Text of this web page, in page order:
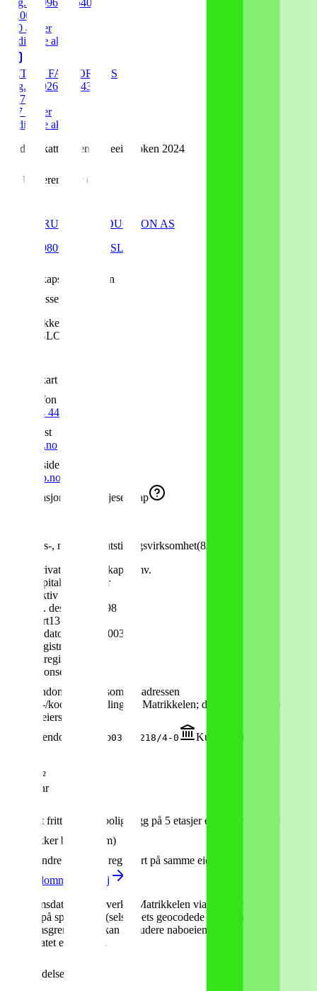
Org.nr:
996081540
51.00
510 aksjer
Ordinære aksjer
RETAIL FACTORY AS
Org.nr:
926087843
24.70
247 aksjer
Ordinære aksjer
Kilde: Skatteetaten aksjeeierboken 2024
Underenheter (
JUST CRUZIN' PRODUCTION AS
980928802 • OSLO
Selskapsinformasjon
Adresse
Akersbakken 10
OSLO
Vis kart
Telefon
22 42 44 44
E-post
jcp@jcp.no
Nettside
www.jcp.no
Organisasjonsform
Aksjeselskap
Kongress-, messe- og utstillingsvirksomhet(82.300
Private aksjeselskaper mv.
Aksjekapital 100 000 kr
Aktiv
26. desember 1998
Registrert13. juli 1999
Vedtektsdato
28. nov. 2003
MVA-registrert
Foretaksregisteret
Del av konsern
Eiendom ved virksomhetsadressen
Adresse-/koordinatkobling fra Matrikkelen; dette dokumenterer ikke
juridisk eierskap.
Grunneiendom
Oslo0301-218/4-0 Kulturminne
Uavklart
2 008 m²
Gnr / Bnr
Stort frittliggende boligbygg på 5 etasjer eller mer
Usikker bygg (33 m)
andre selskap
registrert på samme eiendom
Se eiendommen i detalj
Eiendomsdata fra Kartverket Matrikkelen via Geonorge. Koblingen
baseres på spatial join (selskapets geocodede koordinat ligger inni
eiendomsgrensen) — kan inkludere naboeiendommer hvis
koordinatet er upresist.
Hendelser